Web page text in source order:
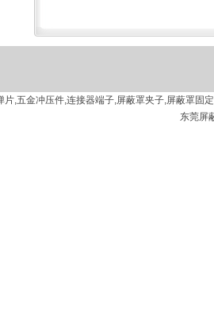
,五金冲压件,连接器端子,屏蔽罩夹子,屏蔽罩
东莞屏